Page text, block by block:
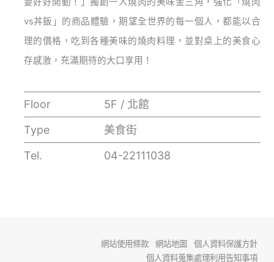
vs丼飯」的商品體驗，期望全世界的每一個人，都能以合
理的價格，吃到各種美味的燒肉料理，並對桌上的美食心
存感激，充滿期待的大口享用！
Floor
5F / 北館
Type
美食街
Tel.
04-22111038
網站使用條款 網站地圖
個人資料保護方針
個人資料蒐集處理利用告知事項